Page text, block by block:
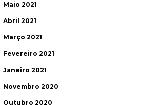
Maio 2021
Abril 2021
Março 2021
Fevereiro 2021
Janeiro 2021
Novembro 2020
Outubro 2020